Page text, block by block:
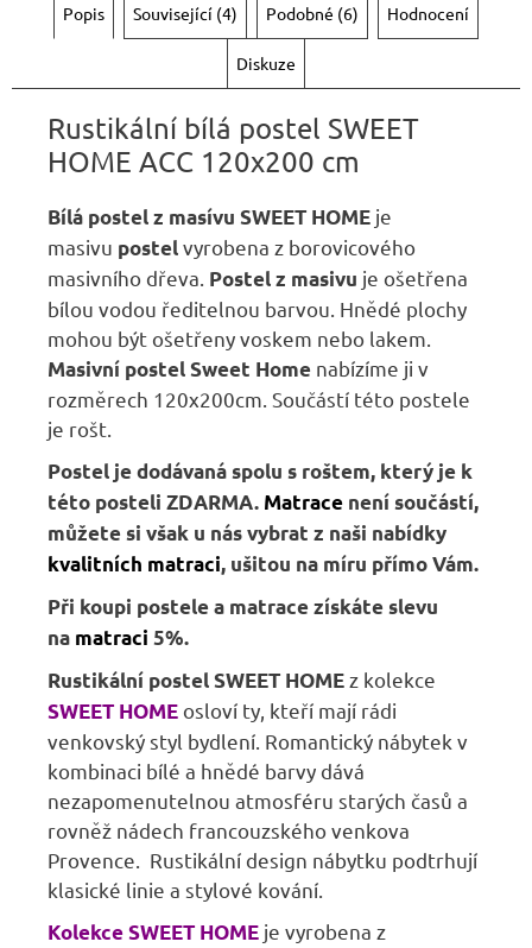
Popis Související (4) Podobné (6) Hodnocení
Diskuze
Rustikální bílá postel SWEET
HOME ACC 120x200 cm
Bílá postelz masívu SWEET HOME je
masivu postelvyrobena z borovicového
masivního dřeva. Postel z masivu je ošetřena
bílou vodou ředitelnou barvou. Hnědé plochy
mohou být ošetřeny voskem nebo lakem.
Masivní postel Sweet Home nabízíme ji v
rozměrech 120x200cm. Součástí této postele
je rošt.
Postel je dodávaná spolu s roštem, který je k
této posteli ZDARMA. Matrace není součástí,
můžete si však u nás vybrat z naši nabídky
kvalitních matraci, ušitou na míru přímo Vám.
Při koupi postele a matrace získáte slevu
na matraci 5%.
Rustikální postel SWEET HOMEz kolekce
SWEET HOMEosloví ty, kteří mají rádi
venkovský styl bydlení. Romantický nábytek v
kombinaci bílé a hnědé barvy dává
nezapomenutelnou atmosféru starých časů a
rovněž nádech francouzského venkova
Provence. Rustikální design nábytku podtrhují
klasické linie a stylové kování.
Kolekce SWEET HOME je vyrobena z